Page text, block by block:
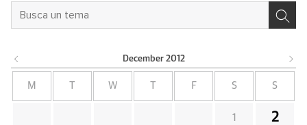
December 2012
M W F S S
1 2